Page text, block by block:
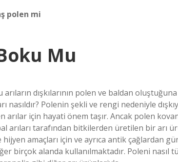
polen mi
Mu
arıların dışkılarının polen ve baldan
nasıldır? Polenin şekli ve rengi nedeniyle
arılar için hayati önem taşır. Ancak polen
arıları tarafından bitkilerden üretilen bir arı
amaçları için ve ayrıca antik çağlardan
birçok alanda kullanılmaktadır. Poleni nasıl